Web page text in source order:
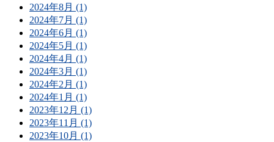
2024年8月 (1)
2024年7月 (1)
2024年6月 (1)
2024年5月 (1)
2024年4月 (1)
2024年3月 (1)
2024年2月 (1)
2024年1月 (1)
2023年12月 (1)
2023年11月 (1)
2023年10月 (1)